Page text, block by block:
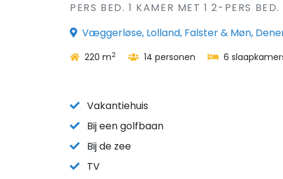
PERS BED. 1 KAMER MET 1 2-PERS
Væggerløse, Lolland, Falster & Møn,
220 m2 14 personen 6
Vakantiehuis
Bij een golfbaan
Bij de zee
TV